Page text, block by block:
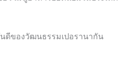
ดีของวัฒนธรรมเปอรานากัน